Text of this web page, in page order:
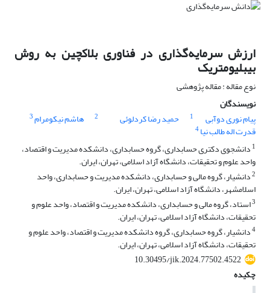
ارزش سرمایه‌گذاری در فناوری بلاکچین به روش
بیبلیومتریک
نوع مقاله : مقاله پژوهشی
نویسندگان
پیام نوری دوآبی
1 حمید رضا کردلوئی 2 هاشم نیکومرام3
قدرت اله طالب نیا4
1 دانشجوی دکتری حسابداری، گروه حسابداری، دانشکده مدیریت و اقتصاد،
واحد علوم و تحقیقات، دانشگاه آزاد اسلامی، تهران، ایران.
2دانشیار، گروه مالی و حسابداری، دانشکده مدیریت و حسابداری، واحد
اسلامشهر، دانشگاه آزاد اسلامی، تهران، ایران.
3استاد، گروه مالی و حسابداری، دانشکده مدیریت و اقتصاد، واحد علوم و
تحقیقات، دانشگاه آزاد اسلامی، تهران، ایران.
4دانشیار، گروه حسابداری، گروه دانشکده مدیریت و اقتصاد، واحد علوم و
تحقیقات، دانشگاه آزاد اسلامی، تهران، ایران.
10.30495/jik.2024.77502.4522
چکیده